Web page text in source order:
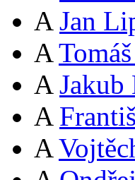
A Jan
A
A Jakub
A
A